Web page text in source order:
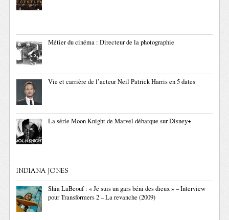
Métier du cinéma : Directeur de la photographie
Vie et carrière de l’acteur Neil Patrick Harris en 5 dates
La série Moon Knight de Marvel débarque sur Disney+
INDIANA JONES
Shia LaBeouf : « Je suis un gars béni des dieux » – Interview
pour Transformers 2 – La revanche (2009)